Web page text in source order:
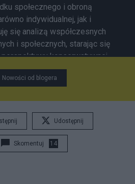
społecznego i obroną
indywidualnej, jak i
się analizą współczesnych
i społecznych, starając się
konserwatywnej,
historycznych i
pisanie ma na celu skłonienie
i tradycja są wciąż
Nowości od blogera
Udostępnij
Skomentuj 14